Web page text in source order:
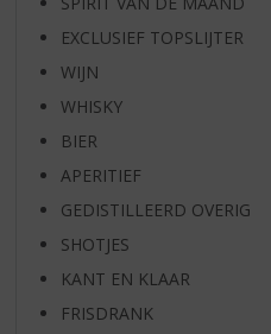
EXCLUSIEF TOPSLIJTER
WIJN
WHISKY
BIER
APERITIEF
GEDISTILLEERD OVERIG
SHOTJES
KANT EN KLAAR
FRISDRANK